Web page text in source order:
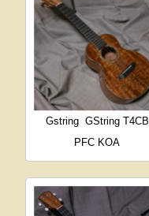
Gstring GString T4CB
PFC KOA